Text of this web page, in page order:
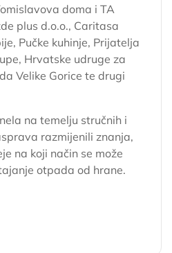
doma i TA
plus d.o.o., Caritasa
Pučke kuhinje, Prijatelja
Hrvatske udruge za
Velike Gorice te drugi
na temelju stručnih i
razmijenili znanja,
na koji način se može
otpada od hrane.